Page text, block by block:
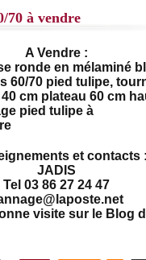
70 à vendre
A Vendre :
ronde en mélaminé
60/70 pied tulipe,
cm plateau 60 cm
et contacts :
JADIS
Tel 03 86 27 24 47
visite sur le Blog